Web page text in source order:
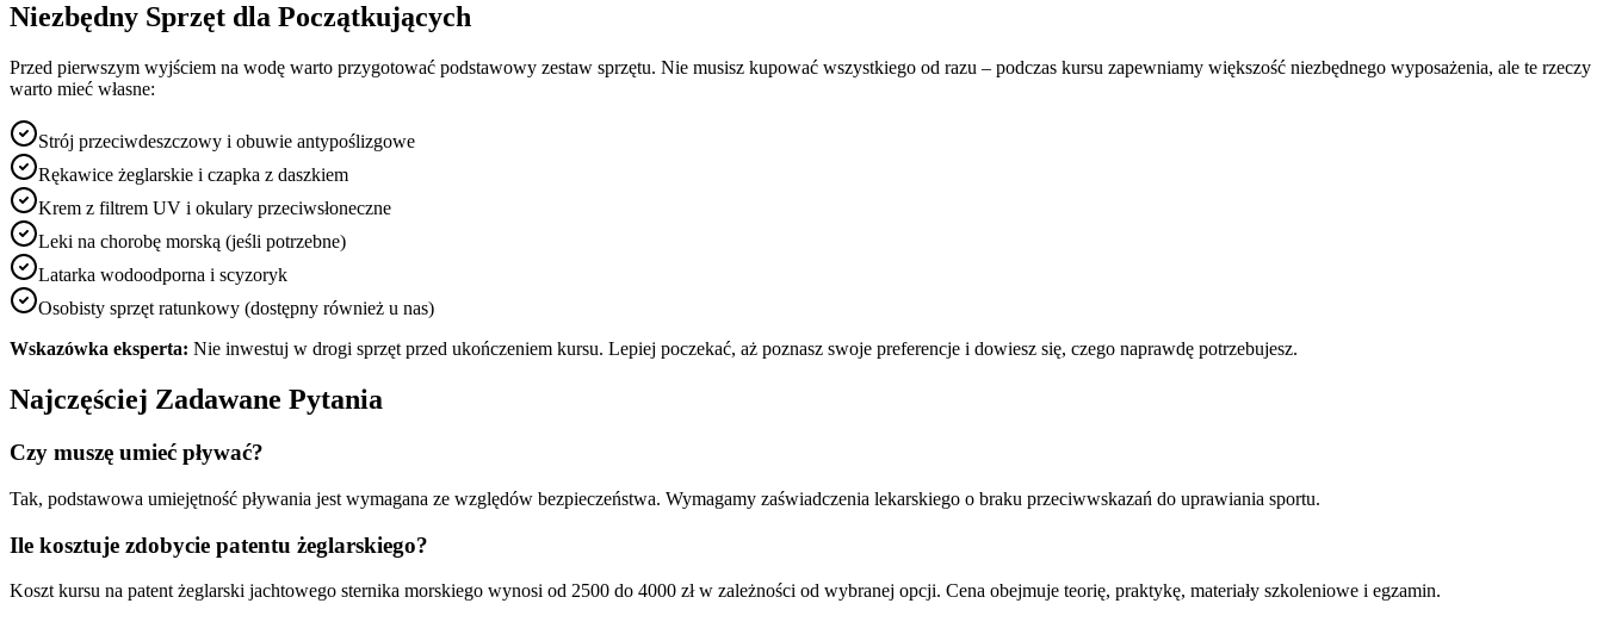
Niezbędny Sprzęt dla Początkujących
Przed pierwszym wyjściem na wodę warto przygotować podstawowy zestaw sprzętu. Nie musisz kupować wszystkiego od razu – podczas kursu zapewniamy większość niezbędnego wyposażenia, ale te rzeczy
warto mieć własne:
Strój przeciwdeszczowy i obuwie antypoślizgowe
Rękawice żeglarskie i czapka z daszkiem
Krem z filtrem UV i okulary przeciwsłoneczne
Leki na chorobę morską (jeśli potrzebne)
Latarka wodoodporna i scyzoryk
Osobisty sprzęt ratunkowy (dostępny również u nas)
Wskazówka eksperta: Nie inwestuj w drogi sprzęt przed ukończeniem kursu. Lepiej poczekać, aż poznasz swoje preferencje i dowiesz się, czego naprawdę potrzebujesz.
Najczęściej Zadawane Pytania
Czy muszę umieć pływać?
Tak, podstawowa umiejętność pływania jest wymagana ze względów bezpieczeństwa. Wymagamy zaświadczenia lekarskiego o braku przeciwwskazań do uprawiania sportu.
Ile kosztuje zdobycie patentu żeglarskiego?
Koszt kursu na patent żeglarski jachtowego sternika morskiego wynosi od 2500 do 4000 zł w zależności od wybranej opcji. Cena obejmuje teorię, praktykę, materiały szkoleniowe i egzamin.